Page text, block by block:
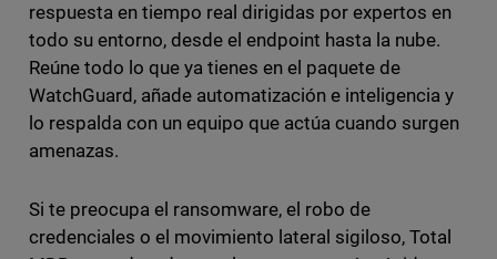
respuesta en tiempo real dirigidas por expertos en
todo su entorno, desde el endpoint hasta la nube.
Reúne todo lo que ya tienes en el paquete de
WatchGuard, añade automatización e inteligencia y
lo respalda con un equipo que actúa cuando surgen
amenazas.
Si te preocupa el ransomware, el robo de
credenciales o el movimiento lateral sigiloso, Total